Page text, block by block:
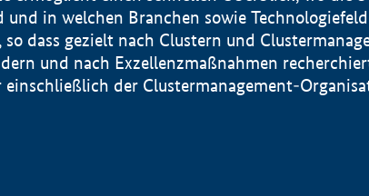
in welchen Branchen sowie
dass gezielt nach Clustern und
und nach Exzellenzmaßnahmen
der Clustermanagement-